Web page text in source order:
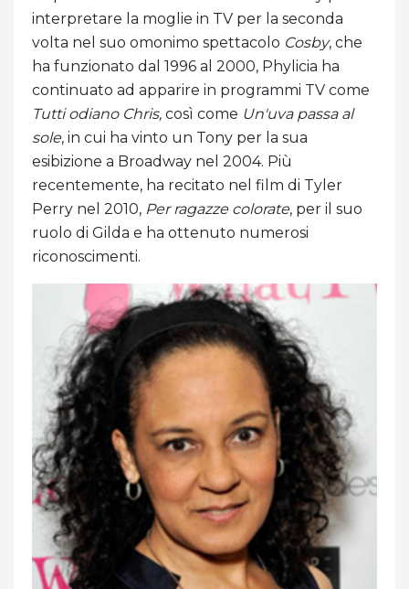
interpretare la moglie in TV per la seconda
volta nel suo omonimo spettacolo Cosby, che
ha funzionato dal 1996 al 2000, Phylicia ha
continuato ad apparire in programmi TV come
Tutti odiano Chris, così come Un'uva passa al
sole, in cui ha vinto un Tony per la sua
esibizione a Broadway nel 2004. Più
recentemente, ha recitato nel film di Tyler
Perry nel 2010, Per ragazze colorate, per il suo
ruolo di Gilda e ha ottenuto numerosi
riconoscimenti.